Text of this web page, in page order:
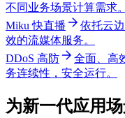
不同业务场景计算需求。
Miku 快直播
依托云
效的流媒体服务。
DDoS 高防
全面、高
务连续性，安全运行。
为新一代应用